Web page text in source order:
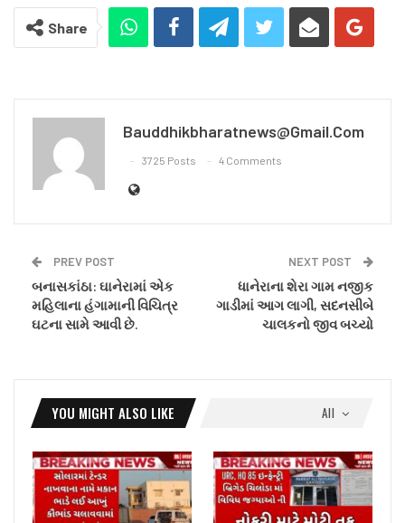
Share
Bauddhikbharatnews@gmail.com
3725 Posts 4 Comments
PREV POST
બનાસકાંઠા: ઘાનેરામાં એક
મહિલાના હંગામાની વિચિત્ર
ઘટના સામે આવી છે.
NEXT POST
ધાનેરાના શેરા ગામ નજીક
ગાડીમાં આગ લાગી, સદનસીબે
ચાલકનો જીવ બચ્યો
All
YOU MIGHT ALSO LIKE